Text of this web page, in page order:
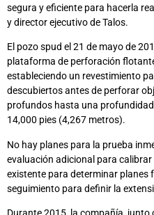
segura y eficiente para hacerla
y director ejecutivo de Talos.
El pozo spud el 21 de mayo de
plataforma de perforación
estableciendo un revestimiento
descubiertos antes de perforar
profundos hasta una
14,000 pies (4,267 metros).
No hay planes para la prueba
evaluación adicional para
existente para determinar planes
seguimiento para definir la